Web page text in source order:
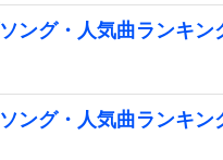
ング・人気曲ランキン
ング・人気曲ランキン